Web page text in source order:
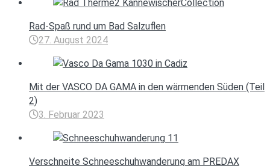
Rad-Spaß rund um Bad Salzuflen
27. August 2024
Mit der VASCO DA GAMA in den wärmenden Süden (Teil
2)
3. Februar 2023
Verschneite Schneeschuhwanderung am PREDAX